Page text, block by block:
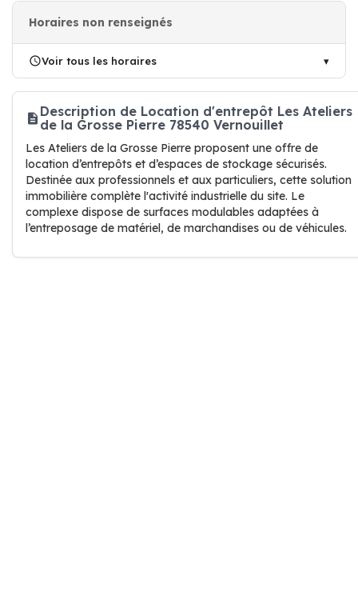
Horaires non renseignés
Voir tous les horaires
Description de Location d'entrepôt Les Ateliers
de la Grosse Pierre 78540 Vernouillet
Les Ateliers de la Grosse Pierre proposent une offre de
location d’entrepôts et d’espaces de stockage sécurisés.
Destinée aux professionnels et aux particuliers, cette solution
immobilière complète l'activité industrielle du site. Le
complexe dispose de surfaces modulables adaptées à
l’entreposage de matériel, de marchandises ou de véhicules.